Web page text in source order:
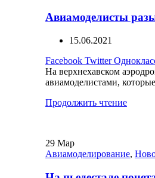
Авиамоделисты
15.06.2021
Facebook Twitter
На верхнехавском
авиамоделистами,
Продолжить чтение
29 Мар
Авиамоделирование,